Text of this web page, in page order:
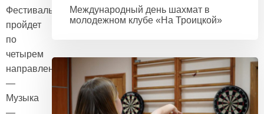
Фестиваль
пройдет
по
четырем
направлениям:
—
Музыка
Международный день шахмат в
молодежном клубе «На Троицкой»